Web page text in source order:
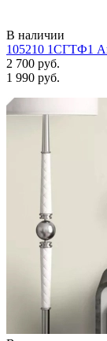
В наличии
105210 1СГТФ1
2 700 руб.
1 990 руб.